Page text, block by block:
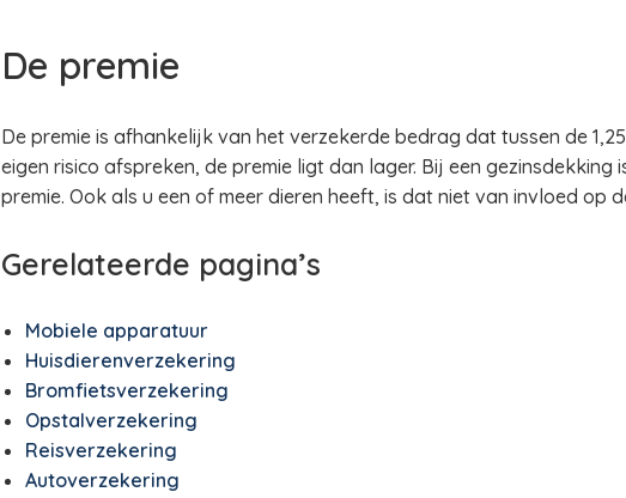
De premie
De premie is afhankelijk van het verzekerde bedrag dat tussen de
eigen risico afspreken, de premie ligt dan lager. Bij een
premie. Ook als u een of meer dieren heeft, is dat niet van invloed op
Gerelateerde pagina’s
Mobiele apparatuur
Huisdierenverzekering
Bromfietsverzekering
Opstalverzekering
Reisverzekering
Autoverzekering